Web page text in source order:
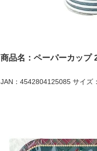
商品名：ペーパーカップ
JAN：4542804125085 サイズ